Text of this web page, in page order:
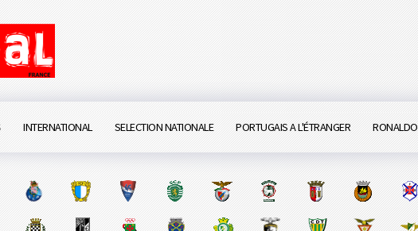
INTERNATIONAL SELECTION NATIONALE PORTUGAIS A L'ÉTRANGER RONALDO